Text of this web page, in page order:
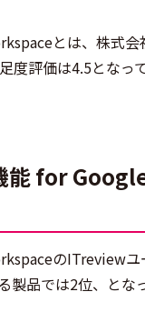
とは、株式
評価は4.5となっ
能 for
のITreviewユ
品では2位、とな